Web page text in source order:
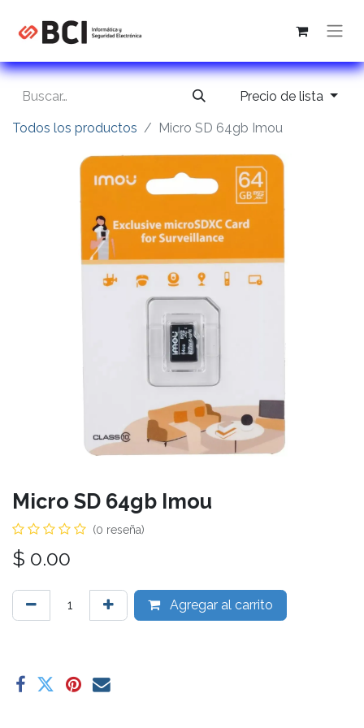
Precio de lista
Todos los productos Micro SD 64gb Imou
Micro SD 64gb Imou
(0 reseña)
$ 0.00
Agregar al carrito